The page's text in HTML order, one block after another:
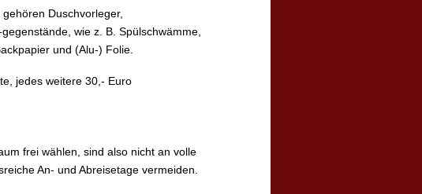
Duschvorleger,
wie z. B. Spülschwämme,
und (Alu-) Folie.
jedes weitere 30,- Euro
frei wählen, sind also nicht an volle
An- und Abreisetage vermeiden.